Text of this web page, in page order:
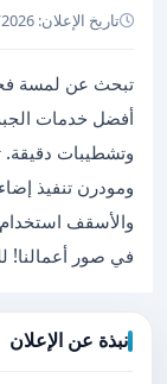
تاريخ الإعلان: 13/01/2026
تبحث عن لمسة
أفضل خدمات
وتشطيبات دقيقة.
ومودرن تنفيذ
والأسقف
في صور أعمالنا! للحجز
نبذة عن الإعلان